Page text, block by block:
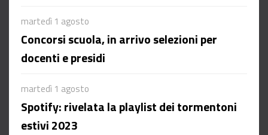
martedì 1 agosto
Concorsi scuola, in arrivo selezioni per
docenti e presidi
martedì 1 agosto
Spotify: rivelata la playlist dei tormentoni
estivi 2023